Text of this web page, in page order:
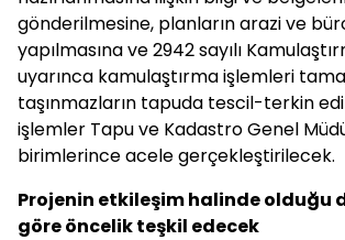
gönderilmesine, planların arazi ve
yapılmasına ve 2942 sayılı
uyarınca kamulaştırma işlemleri
taşınmazların tapuda tescil-terkin
işlemler Tapu ve Kadastro Genel
birimlerince acele gerçekleştirilecek.
Projenin etkileşim halinde olduğu
göre öncelik teşkil edecek